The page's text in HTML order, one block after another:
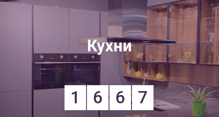
Кухни
1 6 6 7